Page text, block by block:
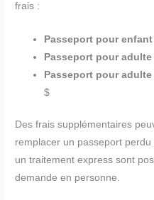
frais :
Passeport pour
Passeport pour
Passeport pour
$
Des frais supplémentaires
remplacer un passeport
un traitement express sont
demande en personne.